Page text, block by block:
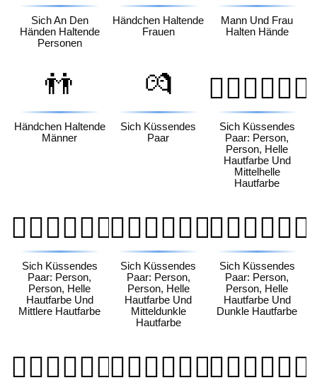
Sich An Den
Händen Haltende
Personen
Händchen Haltende
Frauen
Mann Und Frau
Halten Hände
👬
Händchen Haltende
Männer
💏
Sich Küssendes
Paar
🧑🏻‍❤️‍💋‍🧑🏼
Sich Küssendes
Paar: Person,
Person, Helle
Hautfarbe Und
Mittelhelle
Hautfarbe
🧑🏻‍❤️‍💋‍🧑🏽
Sich Küssendes
Paar: Person,
Person, Helle
Hautfarbe Und
Mittlere Hautfarbe
🧑🏻‍❤️‍💋‍🧑🏾
Sich Küssendes
Paar: Person,
Person, Helle
Hautfarbe Und
Mitteldunkle
Hautfarbe
🧑🏻‍❤️‍💋‍🧑🏿
Sich Küssendes
Paar: Person,
Person, Helle
Hautfarbe Und
Dunkle Hautfarbe
🧑🏼‍❤️‍💋‍🧑🏻🧑🏼‍❤️‍💋‍🧑🏽🧑🏼‍❤️‍💋‍🧑🏾